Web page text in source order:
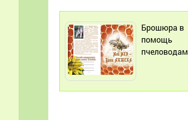
Брошюра в
помощь
пчеловодам